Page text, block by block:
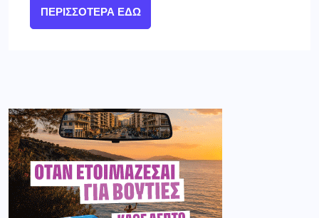
ΠΕΡΙΣΣΌΤΕΡΑ ΕΔΏ